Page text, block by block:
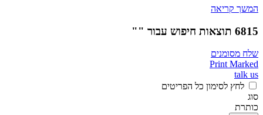
המשך קריאה
6815 תוצאות חיפוש עבור ""
שלח מסומנים
Print Marked
talk us
לחץ לסימון כל הפריטים
סוג
כותרת